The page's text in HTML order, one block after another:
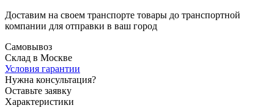
Доставим на своем транспорте товары до транспортной
компании для отправки в ваш город
Самовывоз
Склад в Москве
Условия гарантии
Нужна консультация?
Оставьте заявку
Характеристики